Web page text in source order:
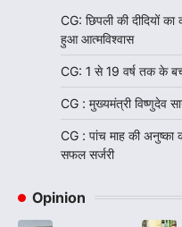
CG: छिपली की दीदियों
हुआ आत्मविश्वास
CG: 1 से 19 वर्ष तक के
CG : मुख्यमंत्री विष्णुदेव
CG : पांच माह की अनुष्का
सफल सर्जरी
Opinion